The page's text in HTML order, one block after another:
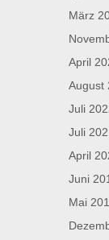
März
April
August
Juli
Juli
April
Juni
Mai